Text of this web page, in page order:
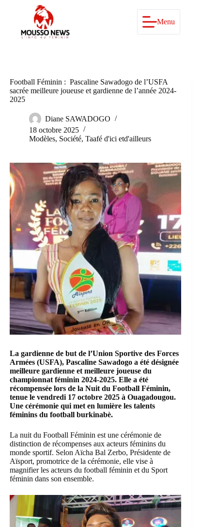
Menu
Football Féminin : Pascaline Sawadogo de l’USFA
sacrée meilleure joueuse et gardienne de l’année 2024-
2025
Diane SAWADOGO
18 octobre 2025
Modèles, Société, Taafé d'ici etd'ailleurs
La gardienne de but de l’Union Sportive des Forces
Armées (USFA), Pascaline Sawadogo a été désignée
meilleure gardienne et meilleure joueuse du
championnat féminin 2024-2025. Elle a été
récompensée lors de la Nuit du Football Féminin,
tenue le vendredi 17 octobre 2025 à Ouagadougou.
Une cérémonie qui met en lumière les talents
féminins du football burkinabè.
La nuit du Football Féminin est une cérémonie de
distinction de récompenses aux acteurs féminins du
monde sportif. Selon Aïcha Bal Zerbo, Présidente de
Aïsport, promotrice de la cérémonie, elle vise à
magnifier les acteurs du football féminin et du Sport
féminin dans son ensemble.